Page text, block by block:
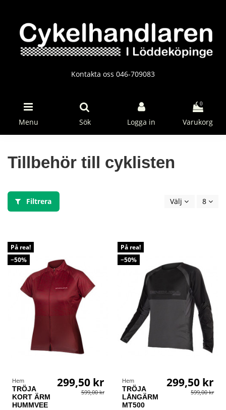
Kontakta oss 046-709083
Menu Sök Logga in
0
Varukorg
Tillbehör till cyklisten
Filtrera Välj 8
På rea!
−50%
Hem
TRÖJA
KORT ÄRM
HUMMVEE
299,50 kr
599,00 kr
På rea!
−50%
Hem
TRÖJA
LÅNGÄRM
MT500
299,50 kr
599,00 kr